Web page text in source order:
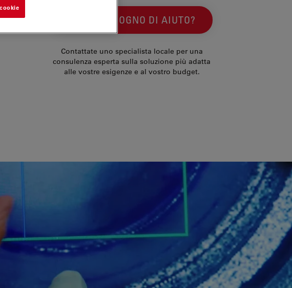
HAI BISOGNO DI AIUTO?
Contattate uno specialista locale per una
consulenza esperta sulla soluzione più adatta
alle vostre esigenze e al vostro budget.